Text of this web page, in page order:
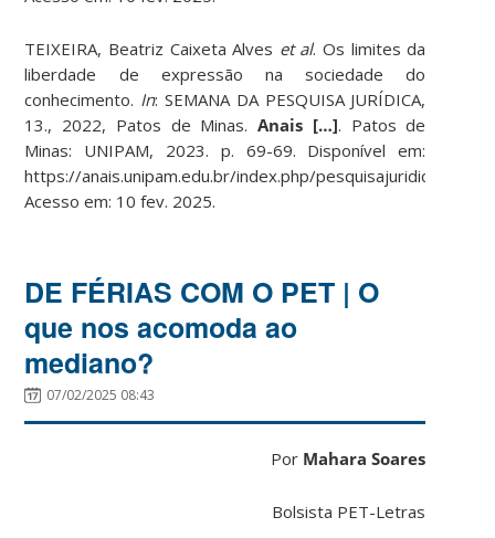
TEIXEIRA, Beatriz Caixeta Alves et al. Os limites da
liberdade de expressão na sociedade do
conhecimento. In: SEMANA DA PESQUISA JURÍDICA,
13., 2022, Patos de Minas.Anais […]. Patos de
Minas: UNIPAM, 2023. p. 69-69. Disponível em:
https://anais.unipam.edu.br/index.php/pesquisajuridica/
Acesso em: 10 fev. 2025.
DE FÉRIAS COM O PET | O
que nos acomoda ao
mediano?
07/02/2025 08:43
Por Mahara Soares
Bolsista PET-Letras